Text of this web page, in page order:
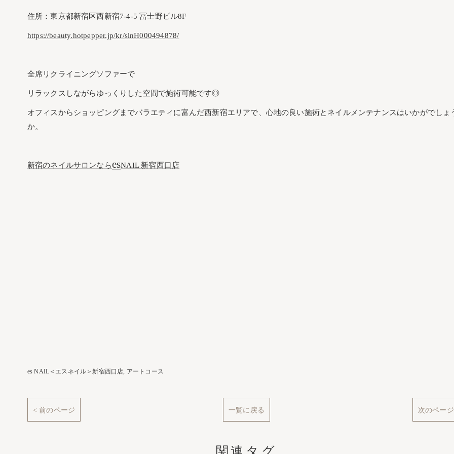
住所：東京都新宿区西新宿7-4-5 冨士野ビル8F
https://beauty.hotpepper.jp/kr/slnH000494878/
全席リクライニングソファーで
リラックスしながらゆっくりした空間で施術可能です◎
オフィスからショッピングまでバラエティに富んだ西新宿エリアで、心地の良い施術とネイルメンテナンスはいかがでしょ
か。
新宿のネイルサロンならesNAIL 新宿西口店
es NAIL＜エスネイル＞新宿西口店 アートコース
< 前のページ 一覧に戻る 次のペー
関連タグ